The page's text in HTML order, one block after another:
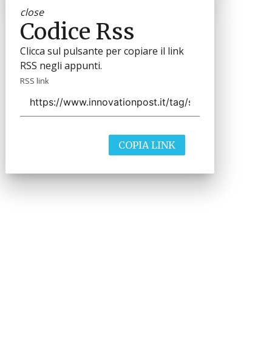
close
Codice Rss
Clicca sul pulsante per copiare il link
RSS negli appunti.
RSS link
COPIA LINK